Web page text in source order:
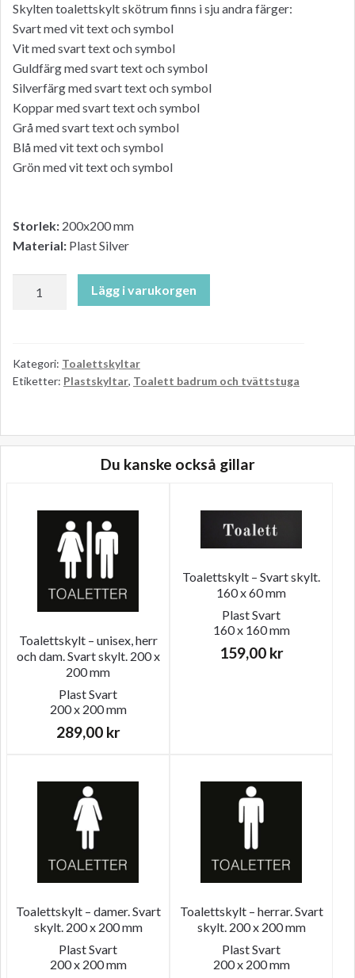
Skylten toalettskylt skötrum finns i sju andra färger:
Svart med vit text och symbol
Vit med svart text och symbol
Guldfärg med svart text och symbol
Silverfärg med svart text och symbol
Koppar med svart text och symbol
Grå med svart text och symbol
Blå med vit text och symbol
Grön med vit text och symbol
Storlek: 200x200 mm
Material: Plast Silver
Silver.
200
Lägg i varukorgen
Kategori: Toalettskyltar
Etiketter: Plastskyltar, Toalett badrum och tvättstuga
Du kanske också gillar
Toalettskylt – unisex, herr
och dam. Svart skylt. 200 x
200 mm
PlastSvart
200 x 200 mm
289,00 kr
Toalettskylt – Svart skylt.
160 x 60 mm
PlastSvart
160 x 160 mm
159,00 kr
Toalettskylt – damer. Svart
skylt. 200 x 200 mm
PlastSvart
200 x 200 mm
Toalettskylt – herrar. Svart
skylt. 200 x 200 mm
PlastSvart
200 x 200 mm